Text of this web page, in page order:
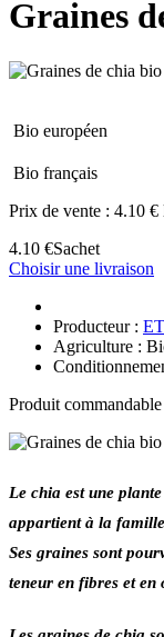
Graines
Bio européen
Bio français
Prix de vente : 4.10 €
4.10 €Sachet
Choisir une livraison
Producteur :
Agriculture :
Produit
Le chia est une
appartient à la famille
Ses graines sont
teneur en fibres et en